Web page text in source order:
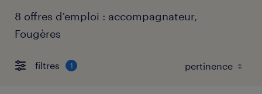
8 offres d'emploi : accompagnateur,
Fougères
filtres 1